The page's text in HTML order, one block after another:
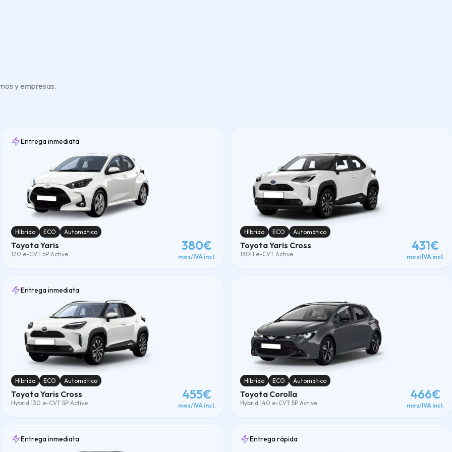
y empresas.
Entrega inmediata
Híbrido ECO Automático
Toyota Yaris
120 e-CVT 5P Active
380€
mes/IVA incl.
Híbrido ECO Automático
Toyota Yaris Cross
130H e-CVT Active
431€
mes/IVA incl.
Entrega inmediata
Híbrido ECO Automático
Toyota Yaris Cross
Hybrid 130 e-CVT 5P Active
455€
mes/IVA incl.
Híbrido ECO Automático
Toyota Corolla
Hybrid 140 e-CVT 5P Active
466€
mes/IVA incl.
Entrega inmediata Entrega rápida